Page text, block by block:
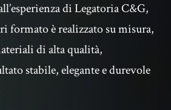
di Legatoria C&G,
formato è realizzato su misura,
di alta qualità,
stabile, elegante e durevole